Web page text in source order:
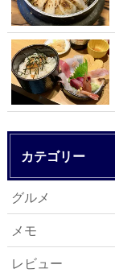
カテゴリー
グルメ
メモ
レビュー